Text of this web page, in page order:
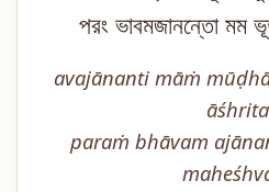
পরং ভাবমজানন্তো মম
avajānanti māṁ
paraṁ bhāvam